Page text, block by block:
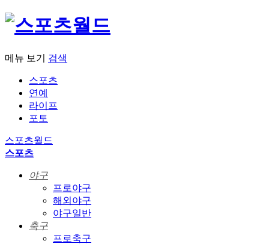
메뉴 보기 검색
스포츠
연예
라이프
포토
스포츠월드
스포츠
야구
프로야구
해외야구
야구일반
축구
프로축구